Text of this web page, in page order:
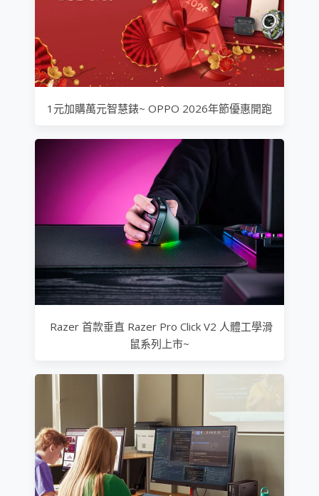
1元加購萬元智慧錶~ OPPO 2026年節優惠開跑
Razer 首款垂直 Razer Pro Click V2 人體工學滑
鼠系列上市~